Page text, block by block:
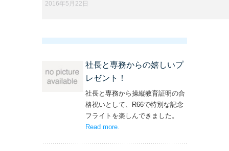
2016年5月22日
社長と専務からの嬉しいプ
レゼント！
社長と専務から操縦教育証明の合
格祝いとして、R66で特別な記念
フライトを楽しんできました。
Read more